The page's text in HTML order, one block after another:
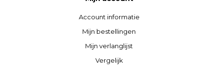
Account informatie
Mijn bestellingen
Mijn verlanglijst
Vergelijk